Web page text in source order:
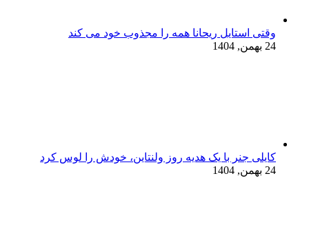
وقتی استایل ریحانا همه را مجذوب خود می‌ کند
24 بهمن, 1404
کایلی جنر با یک هدیه روز ولنتاین، خودش را لوس کرد
24 بهمن, 1404